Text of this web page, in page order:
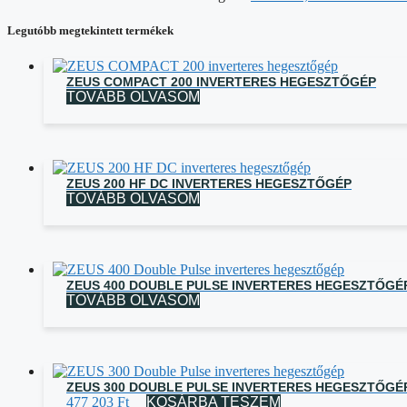
Legutóbb megtekintett termékek
ZEUS COMPACT 200 INVERTERES HEGESZTŐGÉP
TOVÁBB OLVASOM
ZEUS 200 HF DC INVERTERES HEGESZTŐGÉP
TOVÁBB OLVASOM
ZEUS 400 DOUBLE PULSE INVERTERES
TOVÁBB OLVASOM
ZEUS 300 DOUBLE PULSE INVERTERES
477 203 Ft KOSÁRBA TESZEM